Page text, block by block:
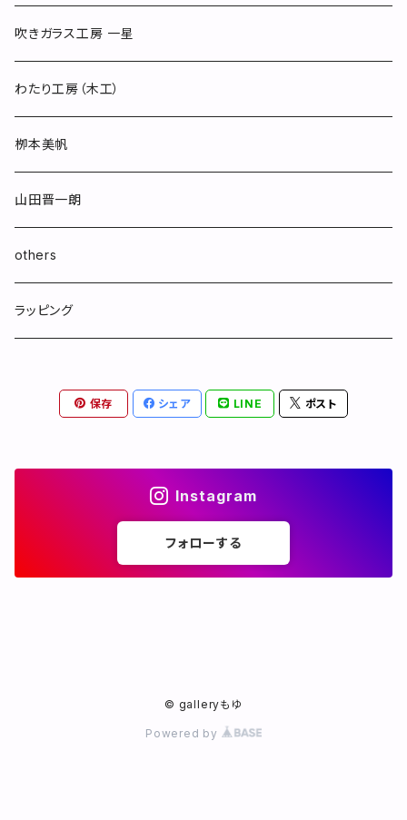
吹きガラス工房 一星
わたり工房（木工）
栁本美帆
山田晋一朗
others
ラッピング
保存 シェア LINE ポスト
Instagram
フォローする
© galleryもゆ
Powered by